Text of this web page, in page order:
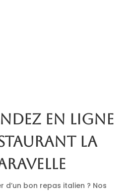
en ligne
La
d’un bon repas italien ? Nos